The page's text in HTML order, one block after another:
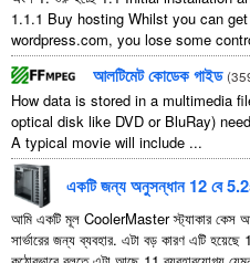
1.1.1 Buy hosting Whilst you can
wordpress.com, you lose some
আলটিমেট কোডেক গাইড (
How data is stored in a multimedia
optical disk like DVD or BluRay)
A typical movie will include ...
একটি জন্য অনুসন্ধান 12 বে
আমি একটি মূল CoolerMaster স্ট্যাকার কেস
সার্ভারের জন্য ব্যবহার. এটা বড় কারণ এটি